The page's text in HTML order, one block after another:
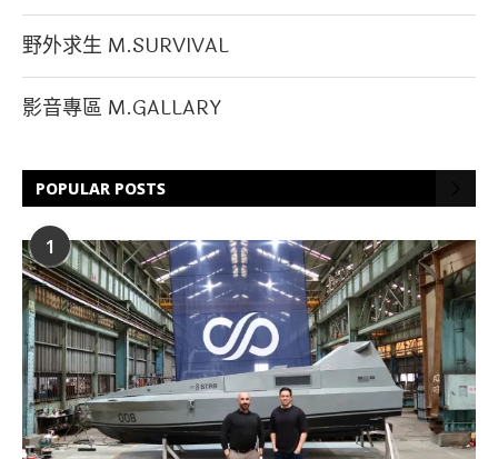
野外求生 M.SURVIVAL
影音專區 M.GALLARY
POPULAR POSTS
1